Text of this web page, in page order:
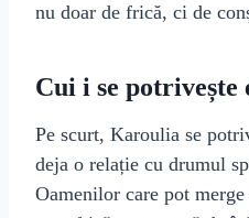
nu doar de frică, ci de
Cui i se potrivește
Pe scurt, Karoulia se
deja o relație cu drumul
Oamenilor care pot